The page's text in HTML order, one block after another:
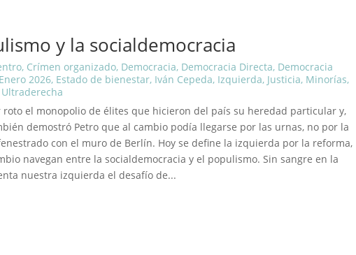
y la socialdemocracia
, Crímen organizado, Democracia, Democracia Directa, Democracia
Enero 2026, Estado de bienestar, Iván Cepeda, Izquierda, Justicia, Minorías,
Ultraderecha
el monopolio de élites que hicieron del país su heredad particular y,
demostró Petro que al cambio podía llegarse por las urnas, no por la
con el muro de Berlín. Hoy se define la izquierda por la reforma,
navegan entre la socialdemocracia y el populismo. Sin sangre en la
nuestra izquierda el desafío de...